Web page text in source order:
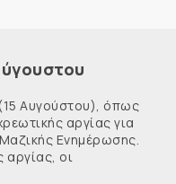
Αυγούστου), όπως
αργίας για
Ενημέρωσης.
οι